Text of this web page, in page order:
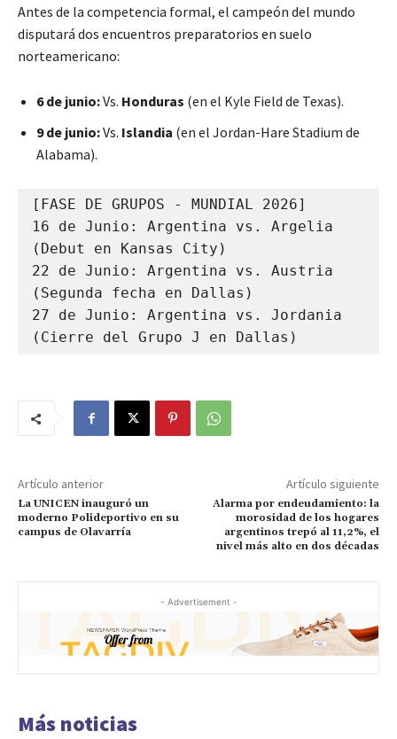
Antes de la competencia formal, el campeón del mundo
disputará dos encuentros preparatorios en suelo
norteamericano:
6 de junio:Vs. Honduras (en el Kyle Field de Texas).
9 de junio:Vs. Islandia (en el Jordan-Hare Stadium de
Alabama).
[FASE DE GRUPOS - MUNDIAL 2026]
16 de Junio: Argentina vs. Argelia
(Debut en Kansas City)
22 de Junio: Argentina vs. Austria
(Segunda fecha en Dallas)
27 de Junio: Argentina vs. Jordania
(Cierre del Grupo J en Dallas)
Artículo anterior
La UNICEN inauguró un
moderno Polideportivo en su
campus de Olavarría
Artículo siguiente
Alarma por endeudamiento: la
morosidad de los hogares
argentinos trepó al 11,2%, el
nivel más alto en dos décadas
- Advertisement -
Más noticias